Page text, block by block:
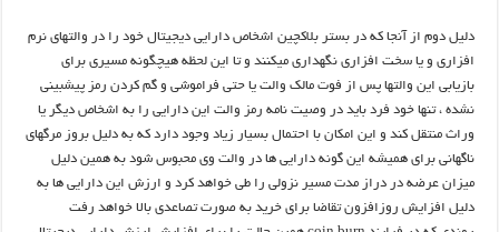
دلیل دوم از آنجا که در بستر بلاکچین اشخاص دارایی دیجیتال خود را در والتهای نرم
افزاری و یا سخت افزاری نگهداری میکنند و تا این لحظه هیچگونه مسیری برای
بازیابی این والتها پس از فوت مالک والت یا حتی فراموشی و گم کردن رمز پیشبینی
نشده ، تنها خود فرد باید در وصیت نامه رمز والت این دارایی را به اشخاص دیگر یا
وراث منتقل کند و این امکان با احتمال بسیار زیاد وجود دارد که به دلیل بروز مرگهای
ناگهانی برای همیشه این گونه دارایی ها در والت وی محبوس شود به همین دلیل
میزان عرضه در دراز مدت مسیر نزولی را طی خواهد کرد و ارزش این دارایی ها به
دلیل افزایش روزافزون تقاضا برای خرید به صورت تصاعدی بالا خواهد رفت